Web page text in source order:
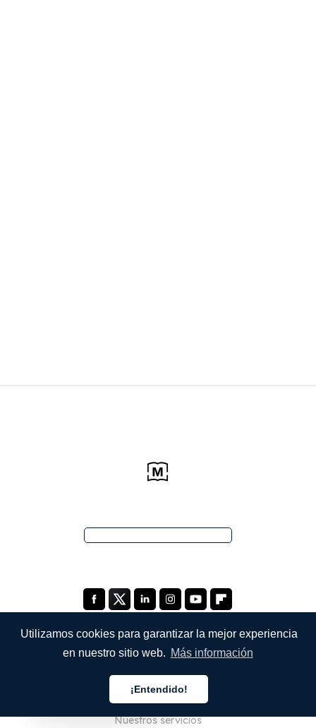
Utilizamos cookies para garantizar la mejor experiencia
en nuestro sitio web. Más información
¡Entendido!
Quiénes somos
Nuestros servicios
Español